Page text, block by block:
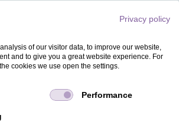
Privacy policy
of our visitor data, to improve our website,
and to give you a great website experience. For
cookies we use open the settings.
Performance